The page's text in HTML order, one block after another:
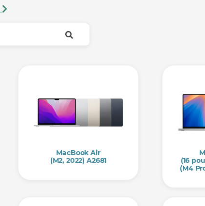
MacBook Air
(M2, 2022) A2681
(16
(M4